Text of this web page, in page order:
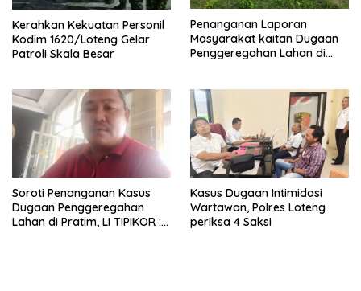
Kerahkan Kekuatan Personil
Kodim 1620/Loteng Gelar
Patroli Skala Besar
Penanganan Laporan
Masyarakat kaitan Dugaan
Penggeregahan Lahan di
Soroti Penanganan Kasus
Dugaan Penggeregahan
Lahan di Pratim, LI TIPIKOR :
Kasus Dugaan Intimidasi
Wartawan, Polres Loteng
periksa 4 Saksi